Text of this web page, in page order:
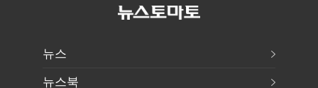
뉴스
뉴스북